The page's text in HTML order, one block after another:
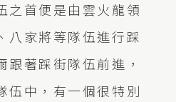
之首便是由雲火龍領
八家將等隊伍進行踩
跟著踩街隊伍前進，
伍中，有一個很特別